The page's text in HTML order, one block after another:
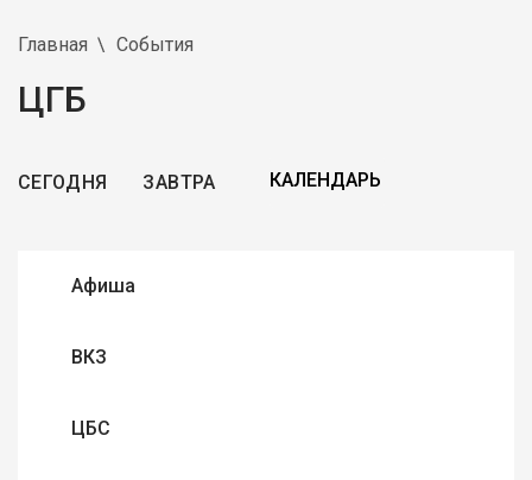
Главная События
ЦГБ
СЕГОДНЯ ЗАВТРА
Афиша
ВКЗ
ЦБС